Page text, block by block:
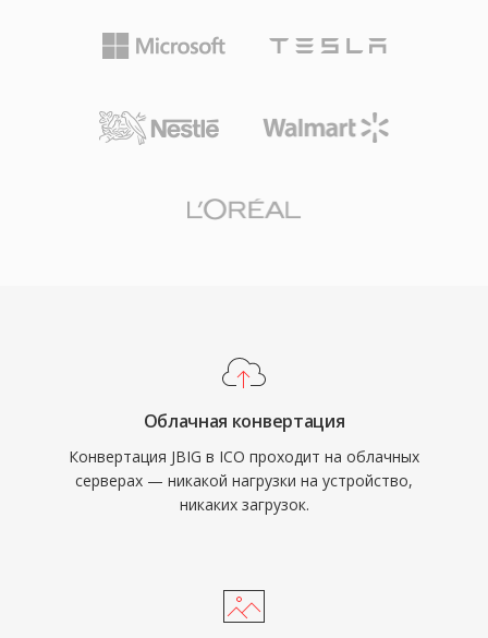
Облачная конвертация
Конвертация JBIG в ICO проходит на облачных
серверах — никакой нагрузки на устройство,
никаких загрузок.